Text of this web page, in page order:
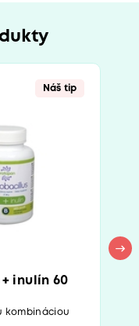
Náš tip
inulín 60
kombináciou